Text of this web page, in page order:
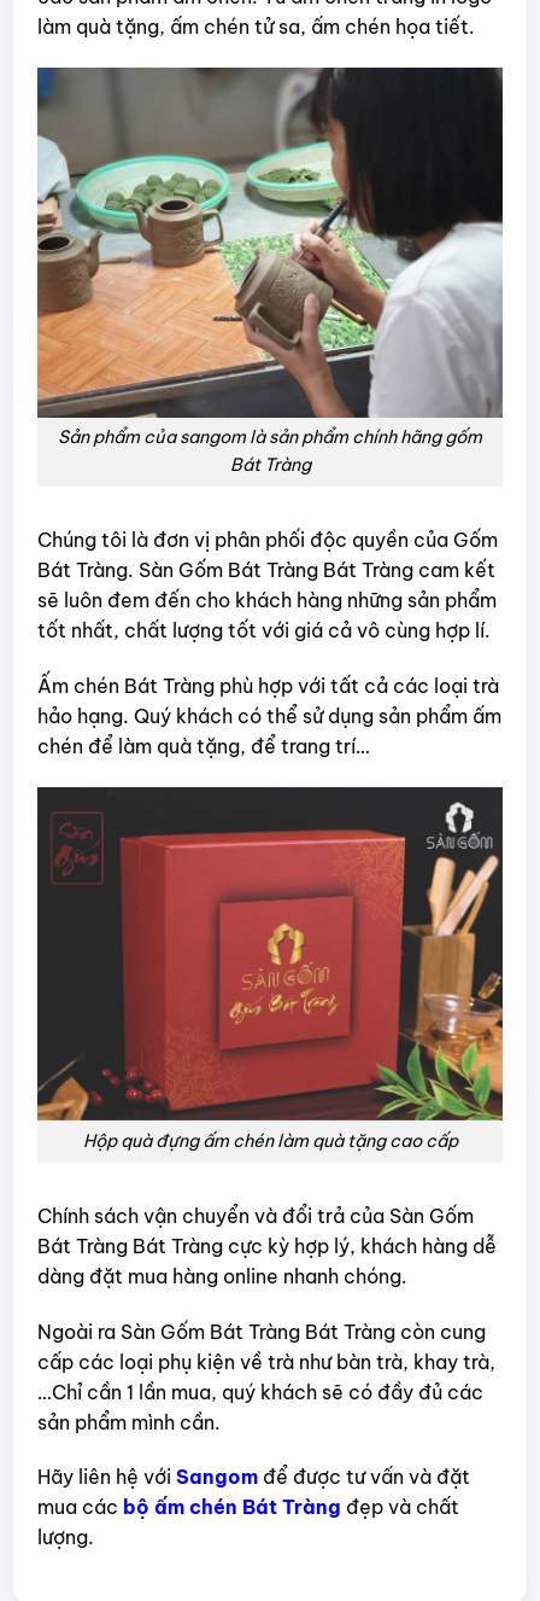
làm quà tặng, ấm chén tử sa, ấm chén họa tiết.
Sản phẩm của sangom là sản phẩm chính hãng gốm
Bát Tràng
Chúng tôi là đơn vị phân phối độc quyền của Gốm
Bát Tràng. Sàn Gốm Bát Tràng Bát Tràng cam kết
sẽ luôn đem đến cho khách hàng những sản phẩm
tốt nhất, chất lượng tốt với giá cả vô cùng hợp lí.
Ấm chén Bát Tràng phù hợp với tất cả các loại trà
hảo hạng. Quý khách có thể sử dụng sản phẩm ấm
chén để làm quà tặng, để trang trí…
Hộp quà đựng ấm chén làm quà tặng cao cấp
Chính sách vận chuyển và đổi trả của Sàn Gốm
Bát Tràng Bát Tràng cực kỳ hợp lý, khách hàng dễ
dàng đặt mua hàng online nhanh chóng.
Ngoài ra Sàn Gốm Bát Tràng Bát Tràng còn cung
cấp các loại phụ kiện về trà như bàn trà, khay trà,
…Chỉ cần 1 lần mua, quý khách sẽ có đầy đủ các
sản phẩm mình cần.
Hãy liên hệ với Sangomđể được tư vấn và đặt
mua các bộ ấm chén Bát Tràng đẹp và chất
lượng.